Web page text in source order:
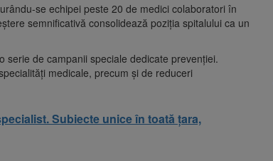
se echipei peste 20 de medici colaboratori în
semnificativă consolidează poziția spitalului ca un
serie de campanii speciale dedicate prevenției.
medicale, precum și de reduceri
Subiecte unice în toată țara,